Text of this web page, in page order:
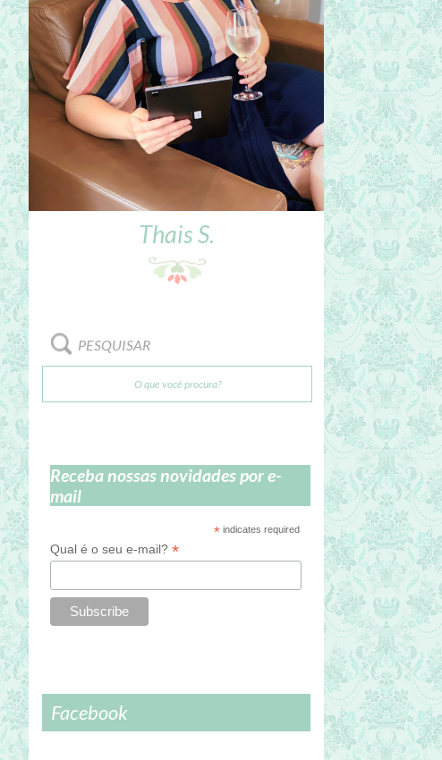
Thais S.
PESQUISAR
Receba nossas novidades por e-
mail
* indicates required
Qual é o seu e-mail? *
Facebook